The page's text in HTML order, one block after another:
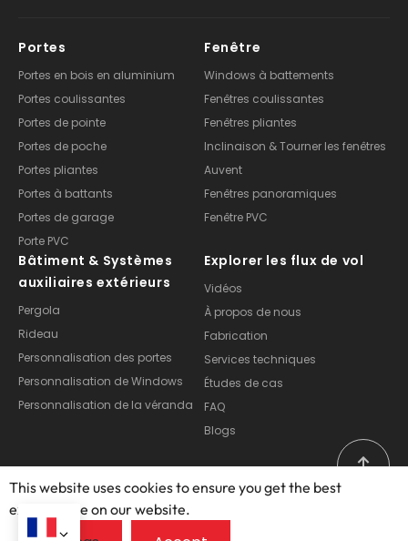
Portes
Portes en bois en aluminium
Portes coulissantes
Portes de pointe
Portes de poche
Portes pliantes
Portes à battants
Portes de garage
Porte PVC
Fenêtre
Windows à battements
Fenêtres coulissantes
Fenêtres pliantes
Inclinaison & Tourner les fenêtres
Auvent
Fenêtres panoramiques
Fenêtre PVC
Bâtiment & Systèmes
auxiliaires extérieurs
Pergola
Rideau
Personnalisation des portes
Personnalisation de Windows
Personnalisation de la véranda
Explorer les flux de vol
Vidéos
À propos de nous
Fabrication
Services techniques
Études de cas
FAQ
Blogs
Copyright © 2025 – 2026, Foshan Opuomen Doors and
This website uses cookies to ensure you get the best
exprerience on our website.